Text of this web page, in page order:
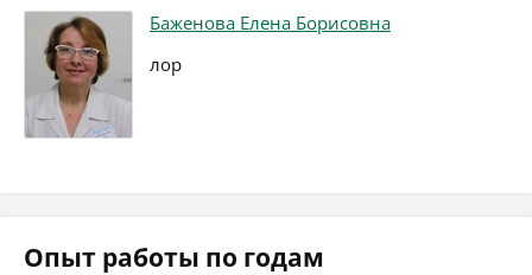
Баженова Елена Борисовна
лор
Опыт работы по годам